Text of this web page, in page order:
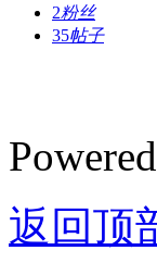
2粉丝
35帖子
返回顶